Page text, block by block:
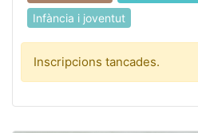
Infància i joventut
Inscripcions tancades.